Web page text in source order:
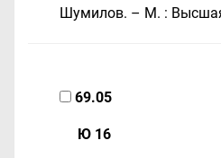
Шумилов. – М. :
69.05
Ю 16